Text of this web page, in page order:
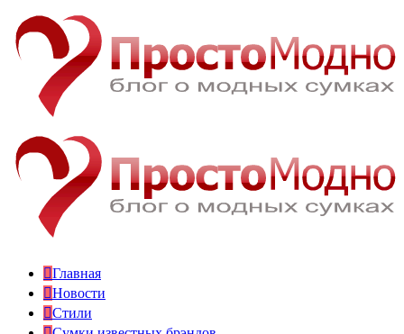
Главная
Новости
Стили